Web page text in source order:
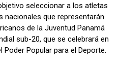
seleccionar a los atletas
nacionales que representarán
de la Juventud Panamá
sub-20, que se celebrará en
Poder Popular para el Deporte.